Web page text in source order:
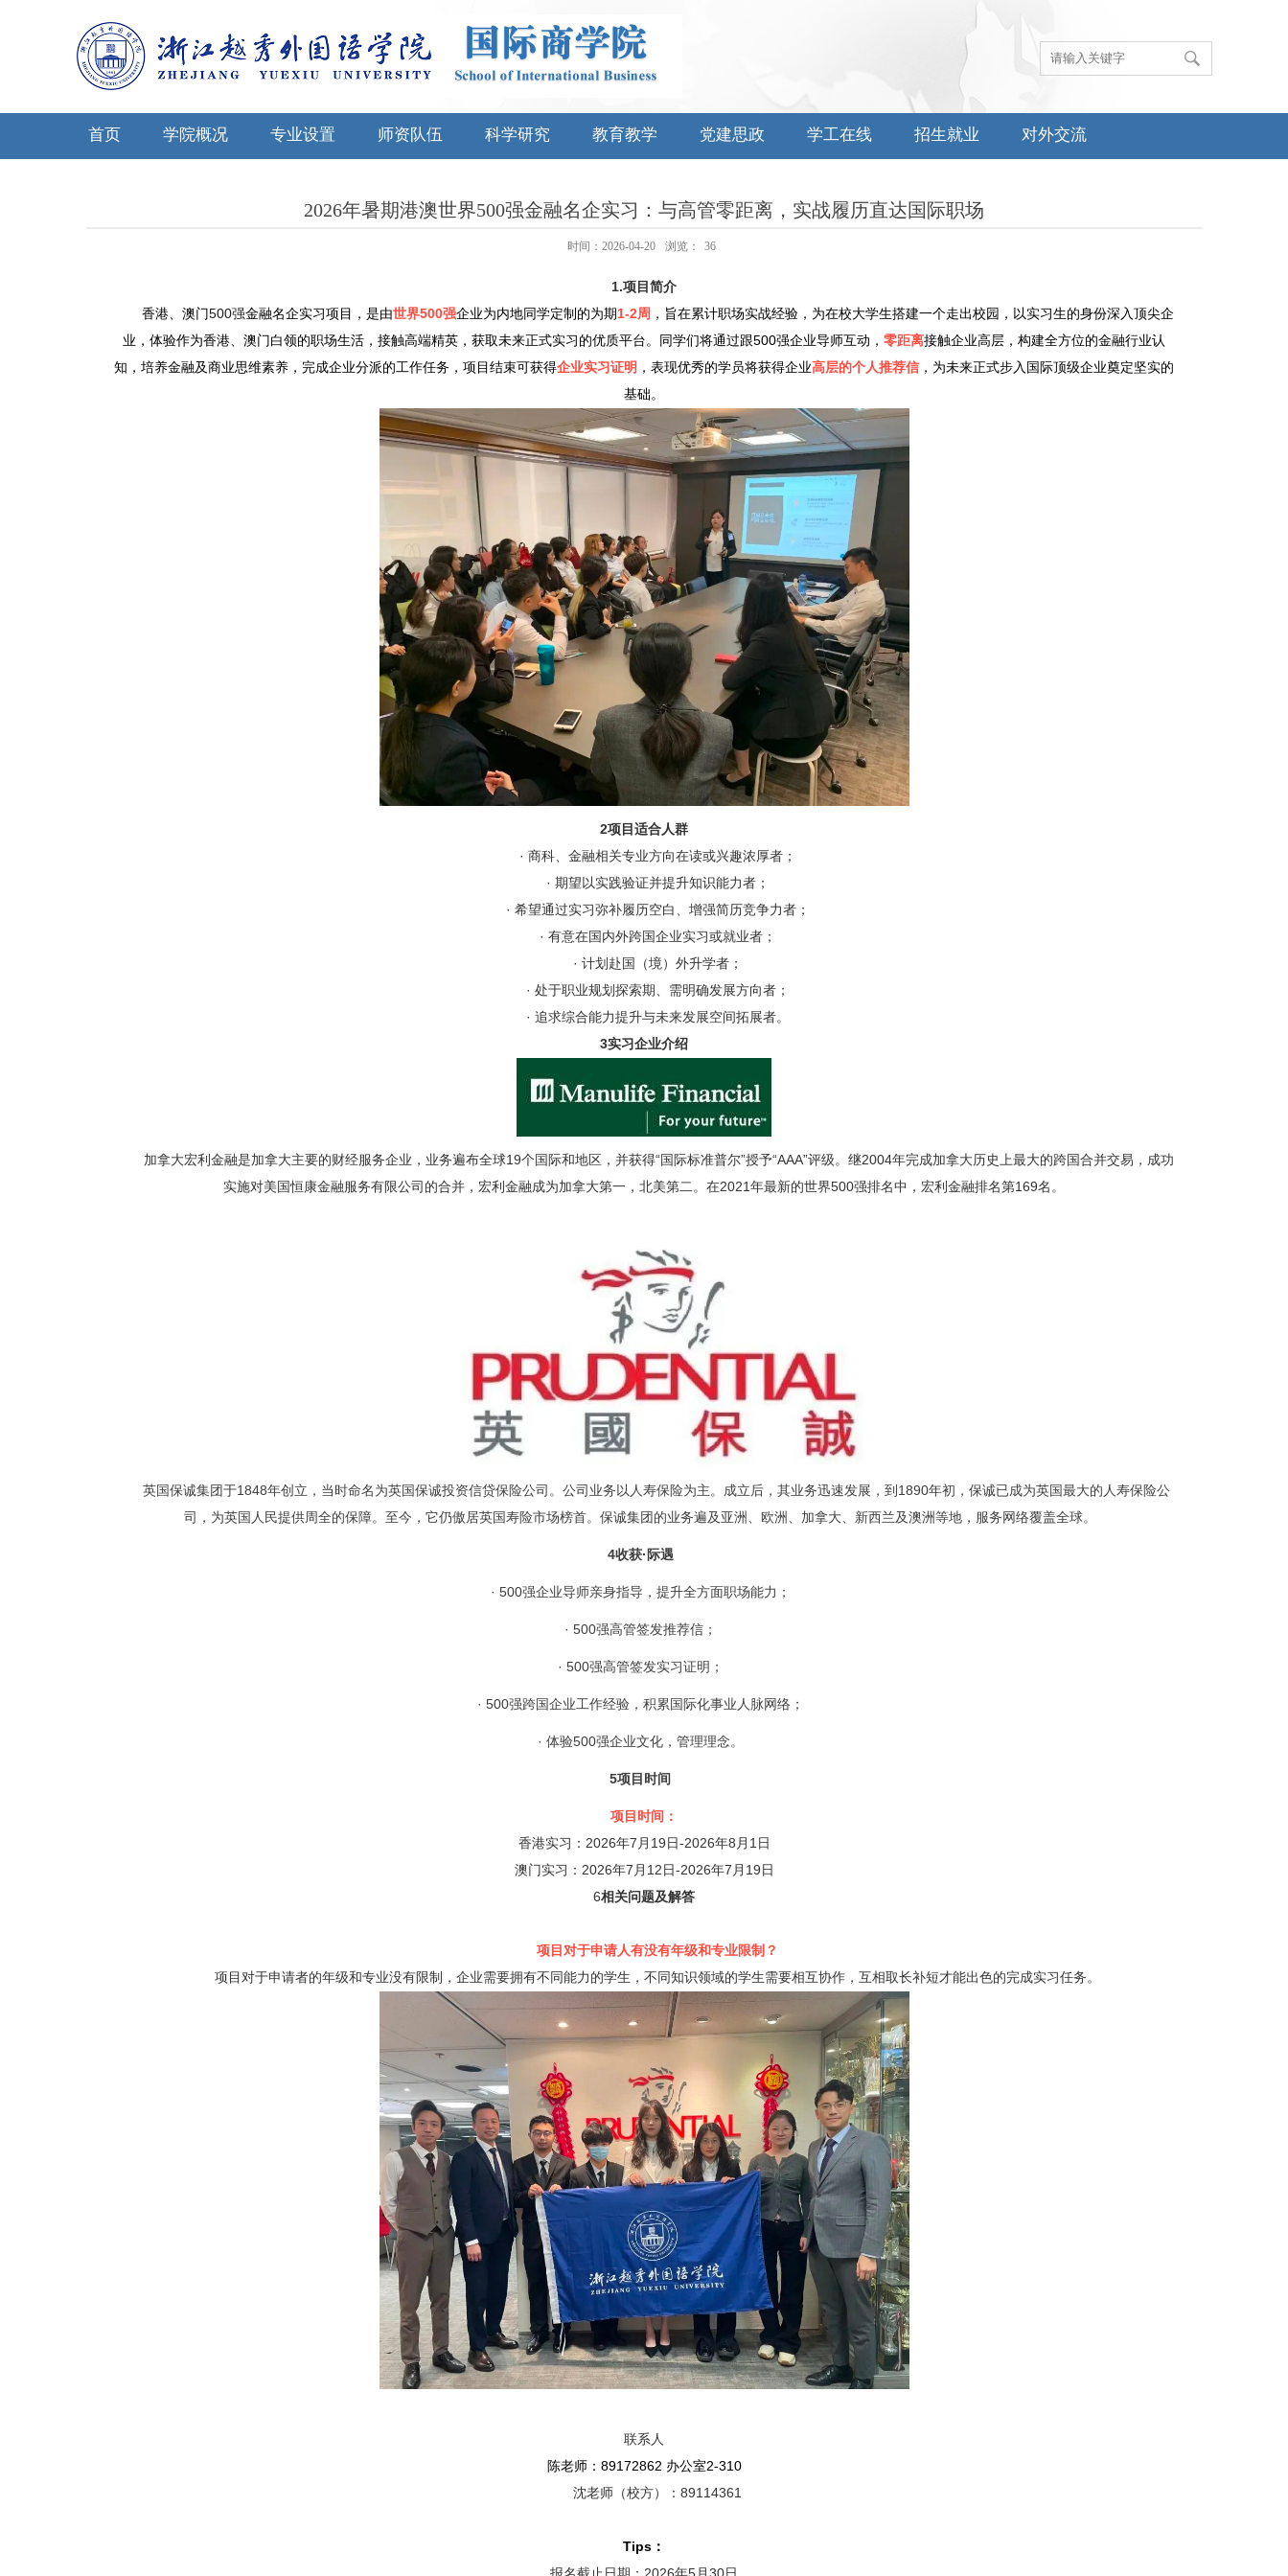
首页 学院概况 专业设置 师资队伍 科学研究 教育教学 党建思政 学工在线 招生就业 对外交流
2026年暑期港澳世界500强金融名企实习：与高管零距离，实战履历直达国际职场
时间：2026-04-20 浏览： 36
1.项目简介
香港、澳门500强金融名企实习项目，是由世界500强企业为内地同学定制的为期1-2周 ，旨在累计职场实战经验，为在校大学生搭建一个走出校园，以实习生的身份深入顶尖企
业，体验作为香港、澳门白领的职场生活，接触高端精英，获取未来正式实习的优质平台。同学们将通过跟500强企业导师互动， 零距离接触企业高层，构建全方位的金融行业认
知，培养金融及商业思维素养，完成企业分派的工作任务，项目结束可获得企业实习证明 ，表现优秀的学员将获得企业高层的个人推荐信 ，为未来正式步入国际顶级企业奠定坚实的
基础。
2项目适合人群
·商科、金融相关专业方向在读或兴趣浓厚者；
·期望以实践验证并提升知识能力者；
·希望通过实习弥补履历空白、增强简历竞争力者；
·有意在国内外跨国企业实习或就业者；
·计划赴国（境）外升学者；
·处于职业规划探索期、需明确发展方向者；
·追求综合能力提升与未来发展空间拓展者。
3实习企业介绍
加拿大宏利金融是加拿大主要的财经服务企业，业务遍布全球19个国际和地区，并获得“国际标准普尔”授予“AAA”评级。继2004年完成加拿大历史上最大的跨国合并交易，成功
实施对美国恒康金融服务有限公司的合并，宏利金融成为加拿大第一，北美第二。在2021年最新的世界500强排名中，宏利金融排名第169名。
英国保诚集团于1848年创立，当时命名为英国保诚投资信贷保险公司。公司业务以人寿保险为主。成立后，其业务迅速发展，到 1890年初，保诚已成为英国最大的人寿保险公
司，为英国人民提供周全的保障。至今，它仍傲居英国寿险市场榜首。保诚集团的业务遍及亚洲、欧洲、加拿大、新西兰及澳洲等地，服务网络覆盖全球。
4收获· 际遇
· 500强企业导师亲身指导，提升全方面职场能力；
· 500强高管签发推荐信；
· 500强高管签发实习证明；
· 500强跨国企业工作经验，积累国际化事业人脉网络；
· 体验500强企业文化，管理理念。
5项目时间
项目时间：
香港实习： 2026年7 月 19日-2026年8 月 1 日
澳门实习： 2026年7 月 12日-2026年7 月 19日
6相关问题及解答
项目对于申请人有没有年级和专业限制？
项目对于申请者的年级和专业没有限制，企业需要拥有不同能力的学生，不同知识领域的学生需要相互协作，互相取长补短才能出色的完成实习任务。
联系人
陈老师： 89172862 办公室2-310
沈老师（校方）： 89114361
Tips ：